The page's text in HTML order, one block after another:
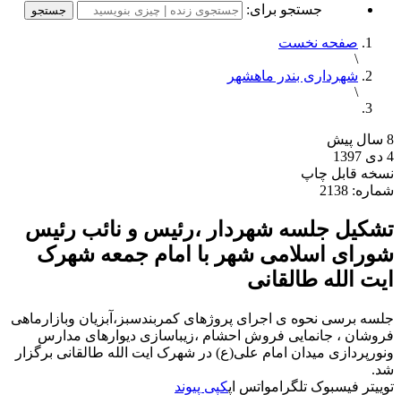
جستجو برای:
صفحه نخست
\
شهرداری بندر ماهشهر
\
8 سال پیش
4 دی 1397
نسخه قابل چاپ
شماره: 2138
تشکیل جلسه شهردار ،رئیس و نائب رئیس
شورای اسلامی شهر با امام جمعه شهرک
ایت الله طالقانی
جلسه برسی نحوه ی اجرای پروژهای کمربندسبز،آبزیان وبازارماهی
فروشان ، جانمایی فروش احشام ،زیباسازی دیوارهای مدارس
ونورپردازی میدان امام علی(ع) در شهرک ایت الله طالقانی برگزار
شد.
توییتر فیسبوک تلگرامواتس اپکپی پیوند